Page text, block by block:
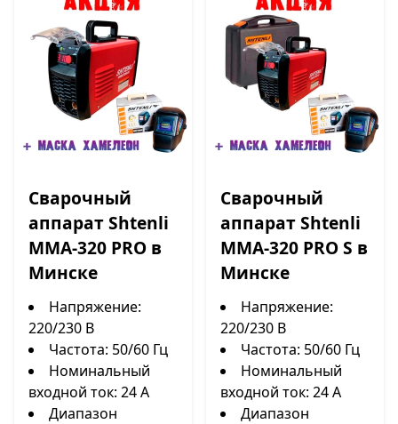
Сварочный
аппарат Shtenli
MMA-320 PRO в
Минске
Напряжение:
220/230 В
Частота: 50/60 Гц
Номинальный
входной ток: 24 А
Диапазон
Сварочный
аппарат Shtenli
MMA-320 PRO S в
Минске
Напряжение:
220/230 В
Частота: 50/60 Гц
Номинальный
входной ток: 24 А
Диапазон